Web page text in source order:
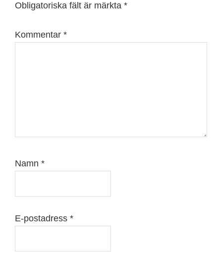
Obligatoriska fält är märkta *
Kommentar *
Namn *
E-postadress *